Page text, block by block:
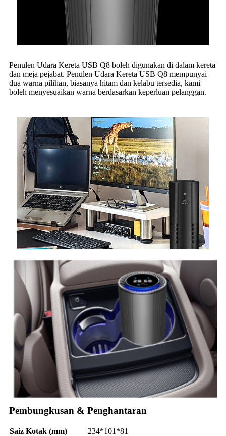
Penulen Udara Kereta USB Q8 boleh digunakan di dalam kereta
dan meja pejabat. Penulen Udara Kereta USB Q8 mempunyai
dua warna pilihan, biasanya hitam dan kelabu tersedia, kami
boleh menyesuaikan warna berdasarkan keperluan pelanggan.
Pembungkusan & Penghantaran
Saiz Kotak (mm)
234*101*81